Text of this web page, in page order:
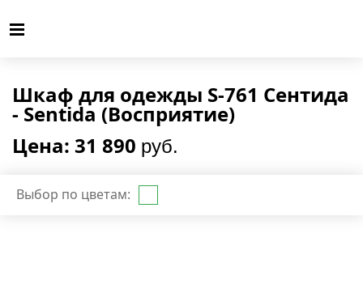
Шкаф для одежды S-761 Сентида
- Sentida (Восприятие)
Цена: 31 890 руб.
Выбор по цветам: